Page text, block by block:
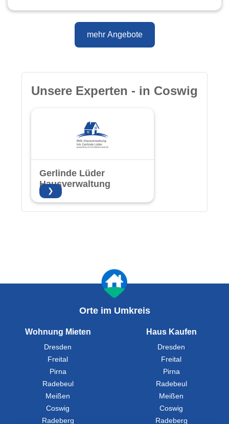
mehr Angebote
Unsere Experten - in Coswig
Gerlinde Lüder
Hausverwaltung
❯
Orte im Umkreis
Wohnung Mieten
Dresden
Freital
Pirna
Radebeul
Meißen
Coswig
Radeberg
Haus Kaufen
Dresden
Freital
Pirna
Radebeul
Meißen
Coswig
Radeberg